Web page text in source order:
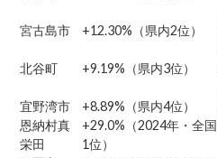
宮古島市
+12.30%（県内2位）
北谷町
+9.19%（県内3位）
宜野湾市
+8.89%（県内4位）
恩納村真
栄田
+29.0%（2024年・全国
1位）